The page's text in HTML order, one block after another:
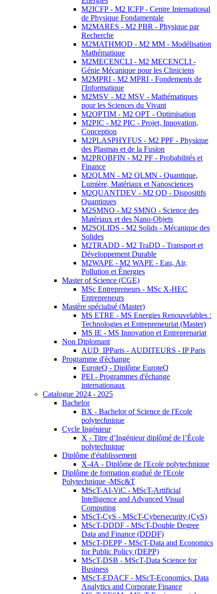
M2ICFP - M2 ICFP - Centre International
de Physique Fondamentale
M2MARES - M2 PBR - Physique par
Recherche
M2MATHMOD - M2 MM - Modélisation
Mathématique
M2MECENCLI - M2 MECENCLI -
Génie Mécanique pour les Cliniciens
M2MPRI - M2 MPRI - Fondements de
l'Informatique
M2MSV - M2 MSV - Mathématiques
pour les Sciences du Vivant
M2OPTIM - M2 OPT - Optimisation
M2PIC - M2 PIC - Projet, Innovation,
Conception
M2PLASPHYFUS - M2 PPF - Physique
des Plasmas et de la Fusion
M2PROBFIN - M2 PF - Probabilités et
Finance
M2QLMN - M2 QLMN - Quantique,
Lumière, Matériaux et Nanosciences
M2QUANTDEV - M2 QD - Dispositifs
Quantiques
M2SMNO - M2 SMNO - Science des
Matériaux et des Nano-Objets
M2SOLIDS - M2 Solids - Mécanique des
Solides
M2TRADD - M2 TraDD - Transport et
Développement Durable
M2WAPE - M2 WAPE - Eau, Air,
Pollution et Énergies
Master of Science (CGE)
MSc Entrepreneurs - MSc X-HEC
Entrepreneurs
Mastère spécialisé (Master)
MS ETRE - MS Energies Renouvelables :
Technologies et Entrepreneuriat (Master)
MS IE - MS Innovation et Entreprenariat
Non Diplomant
AUD_IPParis - AUDITEURS - IP Paris
Programme d'échange
EuroteQ - Diplôme EuroteQ
PEI - Programmes d'échange
internationaux
Catalogue 2024 - 2025
Bachelor
BX - Bachelor of Science de l'Ecole
polytechnique
Cycle Ingénieur
X - Titre d’Ingénieur diplômé de l’École
polytechnique
Diplôme d'établissement
X-4A - Diplôme de l'Ecole polytechnique
Diplôme de formation gradué de l'Ecole
Polytechnique -MSc&T
MScT-AI-ViC - MScT-Artificial
Intelligence and Advanced Visual
Computing
MScT-CyS - MScT-Cybersecurity (CyS)
MScT-DDDF - MScT-Double Degree
Data and Finance (DDDF)
MScT-DEPP - MScT-Data and Economics
for Public Policy (DEPP)
MScT-DSB - MScT-Data Science for
Business
MScT-EDACF - MScT-Economics, Data
Analytics and Corporate Finance